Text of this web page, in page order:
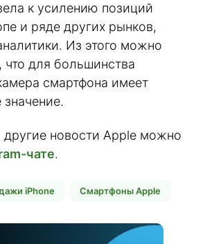
к усилению позиций
и ряде других рынков,
Из этого можно
что для большинства
смартфона имеет
другие новости Apple можно
чате.
iPhone Смартфоны Apple